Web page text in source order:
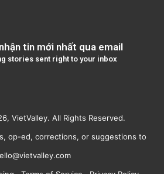
tin mới nhất qua email
stories sent right to your inbox
VietValley. All Rights Reserved.
op-ed, corrections, or suggestions to